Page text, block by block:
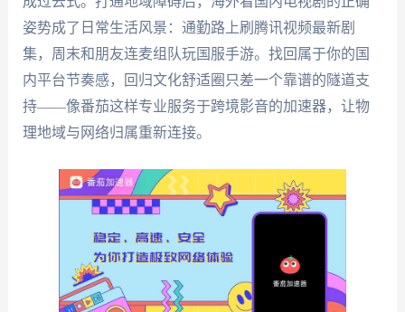
姿势成了日常生活风景：通勤路上刷腾讯视频最新剧
集，周末和朋友连麦组队玩国服手游。找回属于你的国
内平台节奏感，回归文化舒适圈只差一个靠谱的隧道支
持——像番茄这样专业服务于跨境影音的加速器，让物
理地域与网络归属重新连接。